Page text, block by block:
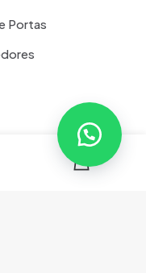
Portas